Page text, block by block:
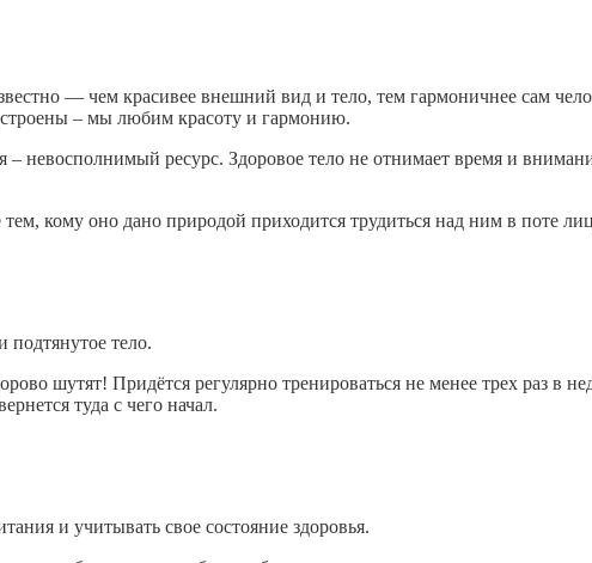
— чем красивее внешний вид и тело, тем гармоничнее сам
– мы любим красоту и гармонию.
невосполнимый ресурс. Здоровое тело не отнимает время и
кому оно дано природой приходится трудиться над ним в поте
подтянутое тело.
шутят! Придётся регулярно тренироваться не менее трех раз в
туда с чего начал.
и учитывать свое состояние здоровья.